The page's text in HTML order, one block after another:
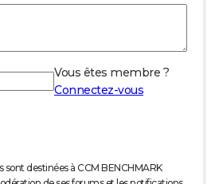
Vous êtes membre ?
Connectez-vous
destinées à CCM BENCHMARK